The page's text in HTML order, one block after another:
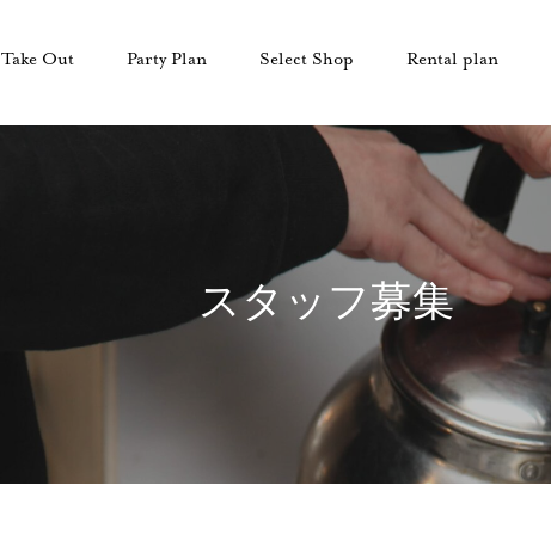
Take Out Party Plan Select Shop Rental plan
スタッフ募集